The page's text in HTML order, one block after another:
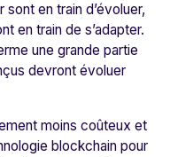
en train d’évoluer,
en train de s’adapter.
une grande partie
devront évoluer
moins coûteux et
blockchain pour